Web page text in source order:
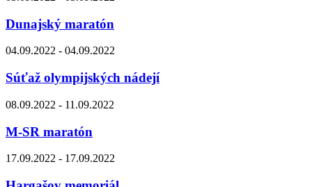
Dunajský maratón
04.09.2022 - 04.09.2022
Súťaž olympijských nádejí
08.09.2022 - 11.09.2022
M-SR maratón
17.09.2022 - 17.09.2022